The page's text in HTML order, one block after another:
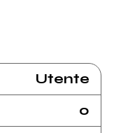
Utente
0